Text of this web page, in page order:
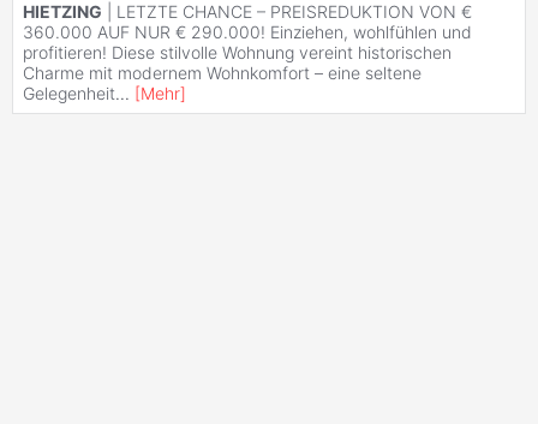
HIETZING | LETZTE CHANCE – PREISREDUKTION VON €
360.000 AUF NUR € 290.000! Einziehen, wohlfühlen und
profitieren! Diese stilvolle Wohnung vereint historischen
Charme mit modernem Wohnkomfort – eine seltene
Gelegenheit... [Mehr]